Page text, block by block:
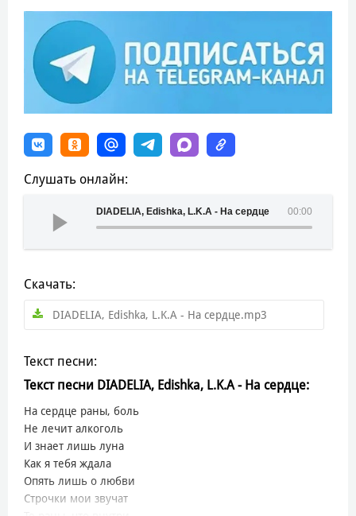
Слушать онлайн:
00:00
DIADELIA, Edishka, L.K.A - На сердце
Скачать:
DIADELIA, Edishka, L.K.A - На сердце.mp3
Текст песни:
Текст песни DIADELIA, Edishka, L.K.A - На сердце:
На сердце раны, боль
Не лечит алкоголь
И знает лишь луна
Как я тебя ждала
Опять лишь о любви
Строчки мои звучат